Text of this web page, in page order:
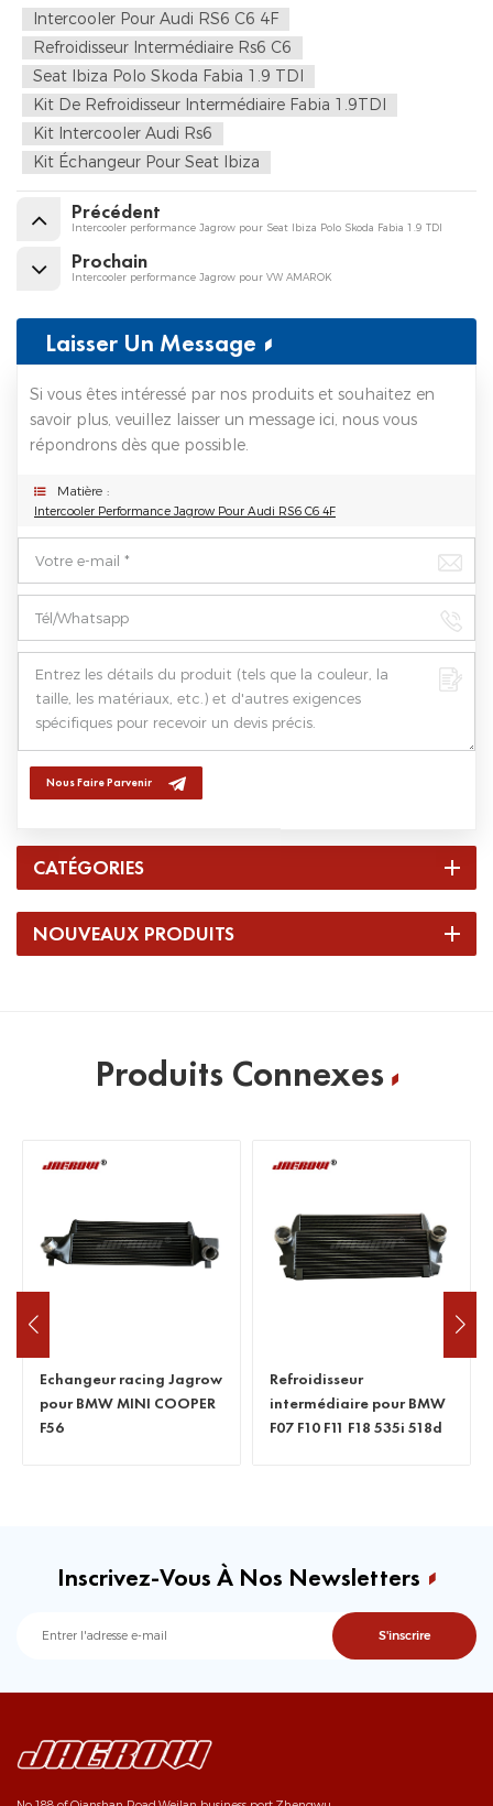
Intercooler Pour Audi RS6 C6 4F
Refroidisseur Intermédiaire Rs6 C6
Seat Ibiza Polo Skoda Fabia 1.9 TDI
Kit De Refroidisseur Intermédiaire Fabia 1.9TDI
Kit Intercooler Audi Rs6
Kit Échangeur Pour Seat Ibiza
Précédent
Intercooler performance Jagrow pour Seat Ibiza Polo Skoda Fabia 1.9 TDI
Prochain
Intercooler performance Jagrow pour VW AMAROK
Laisser Un Message
Si vous êtes intéressé par nos produits et souhaitez en
savoir plus, veuillez laisser un message ici, nous vous
répondrons dès que possible.
Matière :
Intercooler Performance Jagrow Pour Audi RS6 C6 4F
Nous Faire Parvenir
CATÉGORIES
NOUVEAUX PRODUITS
Produits Connexes
Refroidisseur
intermédiaire pour BMW
F07 F10 F11 F18 535i 518d
Intercooler pour BMW
525d E60 E61 530d 535d
635d E63 E64
Inscrivez-Vous À Nos Newsletters